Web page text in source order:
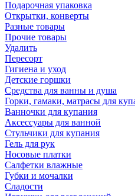
Подарочная упаковка
Открытки, конверты
Разные товары
Прочие товары
Удалить
Пересорт
Гигиена и уход
Детские горшки
Средства для ванны и душа
Горки, гамаки, матрасы для
Ванночки для купания
Аксессуары для ванной
Стульчики для купания
Гель для рук
Носовые платки
Салфетки влажные
Губки и мочалки
Сладости